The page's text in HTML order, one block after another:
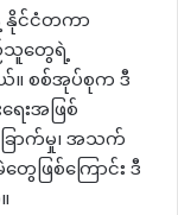
နိုင်ငံတကာ
သူတွေရဲ့
။ စစ်အုပ်စုက ဒီ
းအဖြစ်
ောက်မှု၊ အသက်
ြစ်ကြောင်း ဒီ